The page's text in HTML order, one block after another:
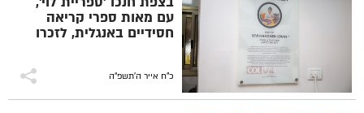
עם מאות ספרי קריאה
חסידיים באנגלית, לזכרו
כ"ח אייר ה׳תשפ״ה